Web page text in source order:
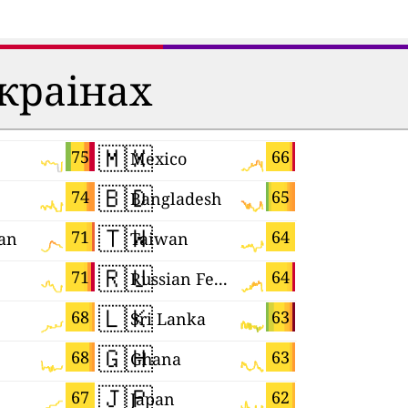
75
74
71
71
68
68
67
🇲🇽 66
Mexico
🇧🇩 65
Bangladesh
🇹🇼 64
Taiwan
🇷🇺 64
Russian Federation
🇱🇰 63
Sri Lanka
🇬🇭 63
Ghana
🇯🇵 62
Japan